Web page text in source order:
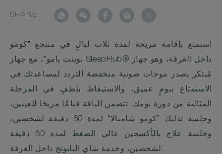
SHARE
استمتع بإقامة مريحة لمدة ثلاث ليالٍ في منتجع "كومو
بوينت يامو"، مع جهاز SleepHub® داخل الغرفة، وهو جهاز
مُبتكر يصدر موجات صوتية منخفضة التردد لمساعدتك في
الاستمتاع بنومٍ عميق، والاستيقاظ بلطفٍ في المرحلة
المثالية من دورة نومك. تتضمن الباقة قناعًا مريحًا للعينين،
وجلسة تدليك "كومو شامبالا" لمدة 60 دقيقة لشخصين،
وجلسة علاج بالأكسجين عالي الضغط لمدة 60 دقيقة
لشخصين، وخدمة شاي البابونج داخل الغرفة.